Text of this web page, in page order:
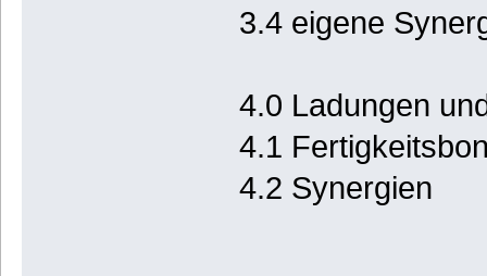
3.4 eigene
4.0 Ladungen
4.1
4.2 Synergien